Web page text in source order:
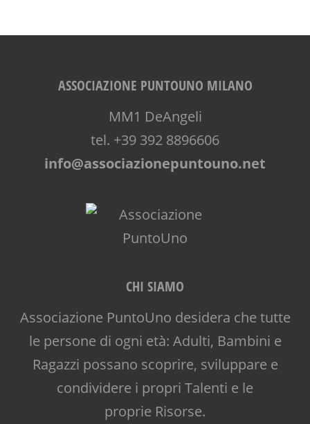
ASSOCIAZIONE PUNTOUNO MILANO
MM1 DeAngeli
tel. +39 392 8896606
info@associazionepuntouno.net
CHI SIAMO
Associazione PuntoUno desidera che tutte
le persone di ogni età: Adulti, Bambini e
Ragazzi possano scoprire, sviluppare e
condividere i propri Talenti e le
proprie Risorse.